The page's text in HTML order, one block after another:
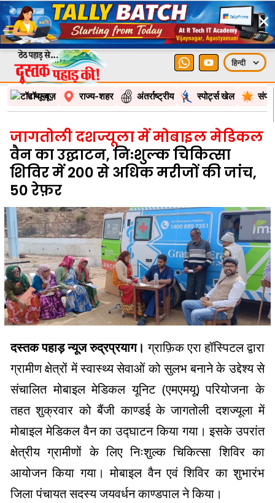
×
टॉप न्यूज़ राज्य-शहर अंतर्राष्ट्रीय स्पोर्ट्स खेल
जागतोली दशज्यूला में मोबाइल मेडिकल
वैन का उद्घाटन, निःशुल्क चिकित्सा
शिविर में 200 से अधिक मरीजों की जांच,
50 रेफ़र
दस्तक पहाड़ न्यूज रुद्रप्रयाग।ग्राफ़िक एरा हॉस्पिटल द्वारा
ग्रामीण क्षेत्रों में स्वास्थ्य सेवाओं को सुलभ बनाने के उद्देश्य से
संचालित मोबाइल मेडिकल यूनिट (एमएमयू) परियोजना के
तहत शुक्रवार को बैंजी काण्डई के जागतोली दशज्यूला में
मोबाइल मेडिकल वैन का उद्घाटन किया गया। इसके उपरांत
क्षेत्रीय ग्रामीणों के लिए निःशुल्क चिकित्सा शिविर का
आयोजन किया गया। मोबाइल वैन एवं शिविर का शुभारंभ
जिला पंचायत सदस्य जयवर्धन काण्डपाल ने किया।